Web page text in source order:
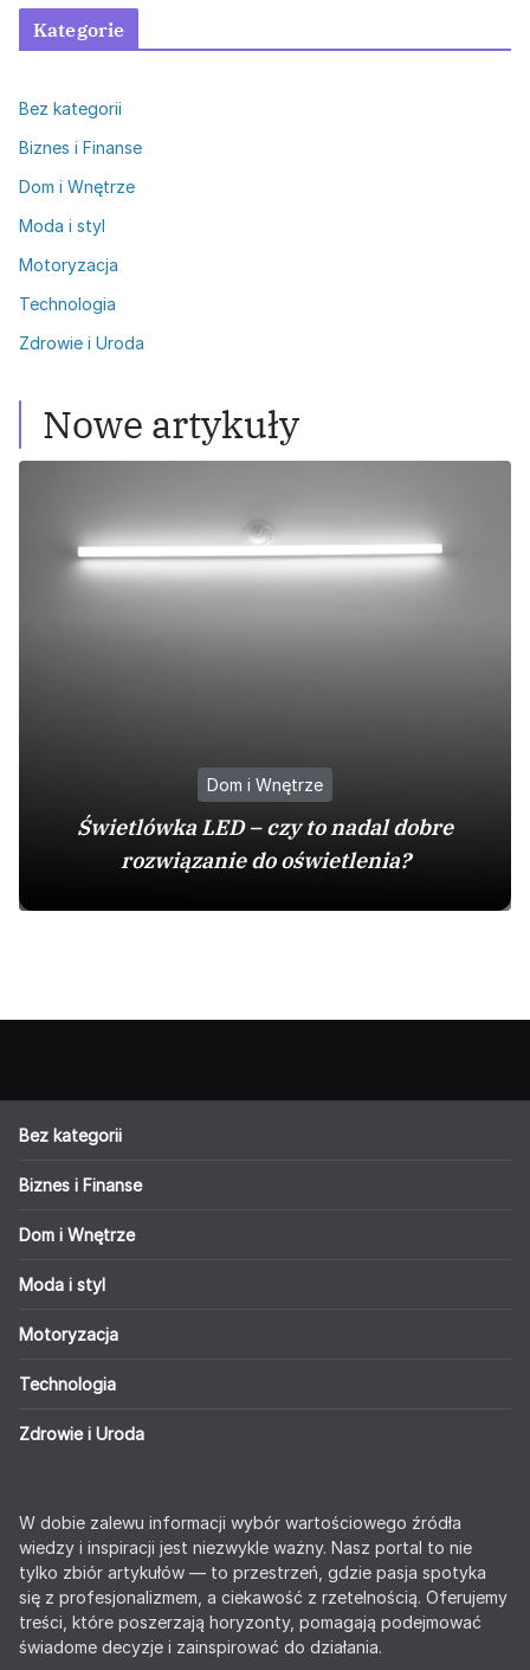
Kategorie
Bez kategorii
Biznes i Finanse
Dom i Wnętrze
Moda i styl
Motoryzacja
Technologia
Zdrowie i Uroda
Nowe artykuły
Dom i Wnętrze
Świetlówka LED – czy to nadal dobre
rozwiązanie do oświetlenia?
Bez kategorii
Biznes i Finanse
Dom i Wnętrze
Moda i styl
Motoryzacja
Technologia
Zdrowie i Uroda
W dobie zalewu informacji wybór wartościowego źródła
wiedzy i inspiracji jest niezwykle ważny. Nasz portal to nie
tylko zbiór artykułów — to przestrzeń, gdzie pasja spotyka
się z profesjonalizmem, a ciekawość z rzetelnością. Oferujemy
treści, które poszerzają horyzonty, pomagają podejmować
świadome decyzje i zainspirować do działania.